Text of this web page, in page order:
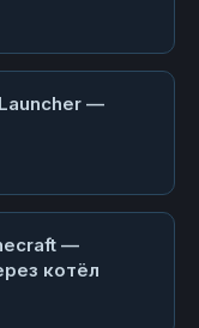
—
—
котёл